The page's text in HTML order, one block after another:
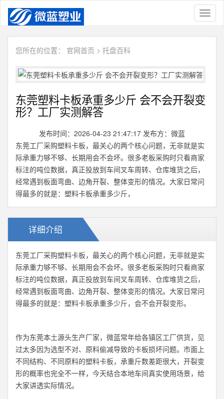
您所在的位置： 官网首页 > 托盘百科
东莞塑料卡板承重多少斤 会不会开裂变
形？工厂实测解答
发布时间：2026-04-23 21:47:17 发布方：微蓝
东莞工厂采购塑料卡板，最关心的两个核心问题，无非就是实
际承重力够不够、长期用会不会坏。很多老板采购时只看商家
标注的吨位数据，真正投放到车间叉车周转、仓库堆货之后，
经常遇到板面弯曲、边角开裂、整体变形的情况。大家日常问
得最多的就是：塑料卡板承重多少斤，
详细介绍
东莞工厂采购塑料卡板，最关心的两个核心问题，无非就是实
际承重力够不够、长期用会不会坏。很多老板采购时只看商家
标注的吨位数据，真正投放到车间叉车周转、仓库堆货之后，
经常遇到板面弯曲、边角开裂、整体变形的情况。大家日常问
得最多的就是：塑料卡板承重多少斤，会不会开裂变形。
作为东莞本土源头生产厂家，微蓝常年给各镇区工厂供货，见
过太多因为选型不对、原料偷减导致的卡板损坏问题。市面上
不同结构、不同原料的塑料卡板，承重斤数差距很大，开裂变
形的概率也完全不一样，今天结合本地车间真实使用场景，给
大家讲透实际情况。